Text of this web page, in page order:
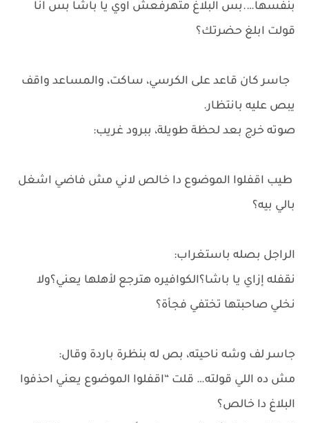
بنفسها….بس البلاغ متهرفعش اوي يا باشا بس انا
قولت ابلغ حضرتك؟
جاسر كان قاعد على الكرسي، ساكت، والمساعد واقف
يبص عليه بانتظار.
صوته خرج بعد لحظة طويلة، ببرود غريب:
طيب اقفلوا الموضوع دا خالص لاني مش فاضي اشغل
بالي بيه؟
الراجل بصله باستغراب:
نقفله إزاي يا باشا؟الكوافيره هترجع لأهلها يعني؟ولا
نخلي صاحبتها تختفي فجأة؟
جاسر لف وشه ناحيته، بص له بنظرة باردة وقال:
مش ده اللي قولته… قلت “اقفلوا الموضوع يعني احذفوا
البلاغ دا خالص؟